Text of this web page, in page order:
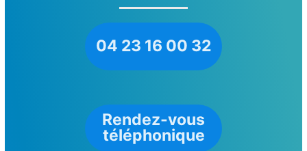
04 23 16 00 32
Rendez-vous
téléphonique